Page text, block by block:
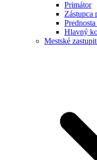
Primátor
Zástupca
Hlavný
Mestské